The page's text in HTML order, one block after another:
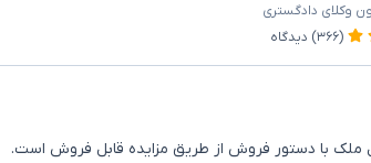
وکلای دادگستری
(۳۶۶) دیدگاه
کل ملک با دستور فروش از طریق مزایده قابل فروش است.